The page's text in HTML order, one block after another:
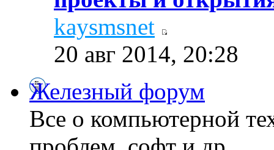
kaysmsnet
20 авг 2014, 20:28
Железный форум
Все о компьютерной